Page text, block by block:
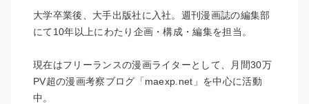
大学卒業後、大手出版社に入社。週刊漫画誌の編集部
にて10年以上にわたり企画・構成・編集を担当。
現在はフリーランスの漫画ライターとして、月間30万
PV超の漫画考察ブログ「maexp.net」を中心に活動
中。